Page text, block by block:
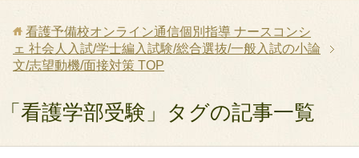
看護予備校オンライン通信個別指導 ナースコンシ
ェ 社会人入試/学士編入試験/総合選抜/一般入試の小論
文/志望動機/面接対策 TOP
「看護学部受験」タグの記事一覧